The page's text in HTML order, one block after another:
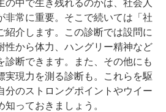
の中で生き残れるのかは、社会人
非常に重要。そこで続いては「社
紹介します。この診断では設問に
性から体力、ハングリー精神など
診断できます。また、その他にも
実現力を測る診断も。これらを駆
分のストロングポイントやウイー
っておきましょう。